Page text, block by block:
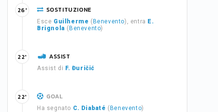
SOSTITUZIONE
Esce Guilherme ( Benevento), entra E.
Brignola ( Benevento)
26'
ASSIST
Assist di F. Đuričić
22'
GOAL
Ha segnato C. Diabaté ( Benevento)
22'